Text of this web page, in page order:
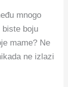
mnogo
boju
mame? Ne
ne izlazi